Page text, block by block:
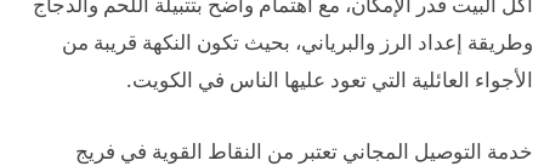
وطريقة إعداد الرز والبرياني، بحيث تكون النكهة قريبة من
الأجواء العائلية التي تعود عليها الناس في الكويت.
خدمة التوصيل المجاني تعتبر من النقاط القوية في فريج